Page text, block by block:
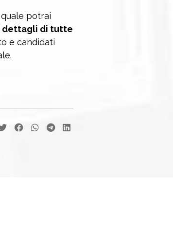
potrai
dettagli di tutte
e candidati